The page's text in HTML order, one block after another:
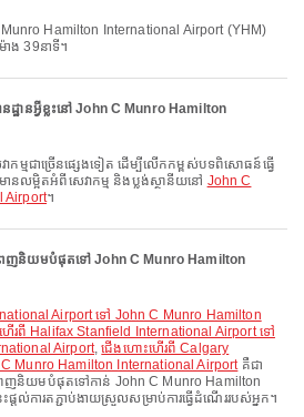
ង 39នាទី។
ដ្ឋានអ្វីខ្លះនៅ John C Munro Hamilton
នលម្អិតអំពីសេវាកម្ម និងប្លង់ស្ថានីយនៅ John C
Airport។
ពេញនិយមបំផុតទៅ John C Munro Hamilton
ើរពី Halifax Stanfield International Airport ទៅ
Airport,ជើងហោះហើរពី Calgary
Munro Hamilton International Airportគឺជា
េញនិយមបំផុតទៅកាន់ John C Munro Hamilton
ផ្តល់ការតភ្ជាប់ងាយស្រួលសម្រាប់ការធ្វើដំណើររបស់អ្នក។